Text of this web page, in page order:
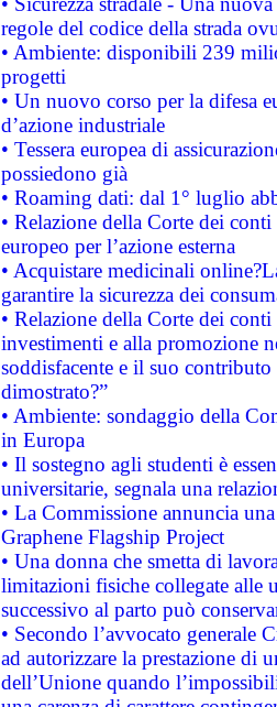
regole del codice della strada
• Ambiente: disponibili 239
progetti
• Un nuovo corso per la difesa
d’azione industriale
• Tessera europea di
possiedono già
• Roaming dati: dal 1° luglio
• Relazione della Corte dei
europeo per l’azione esterna
• Acquistare medicinali
garantire la sicurezza dei
• Relazione della Corte dei
investimenti e alla promozione
soddisfacente e il suo
dimostrato?”
• Ambiente: sondaggio della
in Europa
• Il sostegno agli studenti è
universitarie, segnala una
• La Commissione annuncia
Graphene Flagship Project
• Una donna che smetta di
limitazioni fisiche collegate alle
successivo al parto può
• Secondo l’avvocato
ad autorizzare la prestazione di
dell’Unione quando